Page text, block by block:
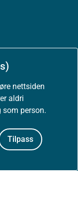
nettsiden
aldri
person.
Tilpass